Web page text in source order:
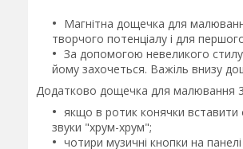
Магнітна дощечка для
творчого потенціалу і для
За допомогою невеликого
йому захочеться. Важіль внизу
Додатково дощечка для малювання
якщо в ротик конячки вставити
звуки "хрум-хрум";
чотири музичні кнопки на